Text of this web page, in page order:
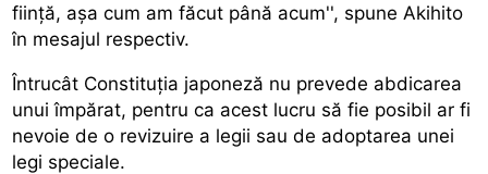
ființă, așa cum am făcut până acum'', spune Akihito
în mesajul respectiv.
Întrucât Constituția japoneză nu prevede abdicarea
unui împărat, pentru ca acest lucru să fie posibil ar fi
nevoie de o revizuire a legii sau de adoptarea unei
legi speciale.